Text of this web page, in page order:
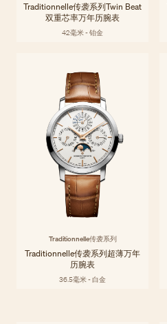
Traditionnelle传袭系列Twin Beat
双重芯率万年历腕表
42毫米 - 铂金
Traditionnelle传袭系列
Traditionnelle传袭系列超薄万年
历腕表
36.5毫米 - 白金